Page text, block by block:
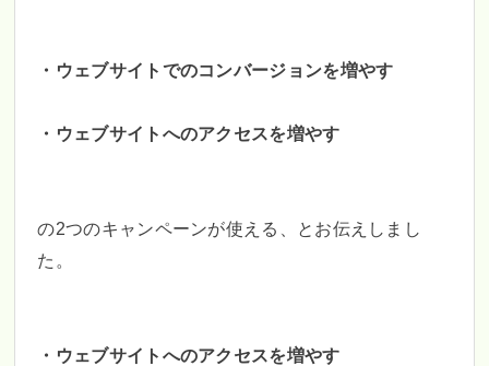
・ウェブサイトでのコンバージョンを増やす
・ウェブサイトへのアクセスを増やす
の2つのキャンペーンが使える、とお伝えしまし
た。
・ウェブサイトへのアクセスを増やす